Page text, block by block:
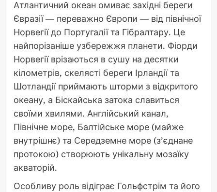
Атлантичний океан омиває західні береги
Євразії — переважно Європи — від північної
Норвегії до Португалії та Гібралтару. Це
найпорізаніше узбережжя планети. Фіорди
Норвегії врізаються в сушу на десятки
кілометрів, скелясті береги Ірландії та
Шотландії приймають шторми з відкритого
океану, а Біскайська затока славиться
своїми хвилями. Англійський канал,
Північне море, Балтійське море (майже
внутрішнє) та Середземне море (з’єднане
протокою) створюють унікальну мозаїку
акваторій.
Особливу роль відіграє Гольфстрім та його